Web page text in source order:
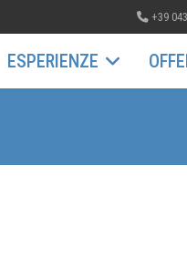
+39
ESPERIENZE